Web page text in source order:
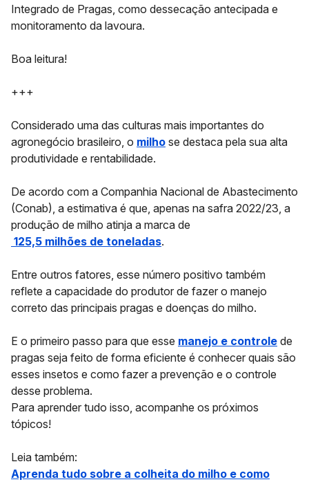
Integrado de Pragas , como dessecação antecipada e
monitoramento da lavoura.
Boa leitura!
+++
Considerado uma das culturas mais importantes do
agronegócio brasileiro, o milho se destaca pela sua alta
produtividade e rentabilidade.
De acordo com a Companhia Nacional de Abastecimento
(Conab), a estimativa é que, apenas na safra 2022/23, a
produção de milho atinja a marca de
125,5 milhões de toneladas.
Entre outros fatores, esse número positivo também
reflete a capacidade do produtor de fazer o manejo
correto das principais pragas e doenças do milho.
E o primeiro passo para que esse manejo e controle de
pragas seja feito de forma eficiente é conhecer quais são
esses insetos e como fazer a prevenção e o controle
desse problema.
Para aprender tudo isso, acompanhe os próximos
tópicos!
Leia também:
Aprenda tudo sobre a colheita do milho e como